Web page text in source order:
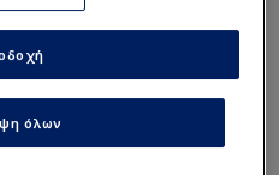
Novasports.gr
όλων